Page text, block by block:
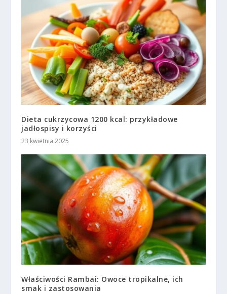
Dieta cukrzycowa 1200 kcal: przykładowe
jadłospisy i korzyści
23 kwietnia 2025
Właściwości Rambai: Owoce tropikalne, ich
smak i zastosowania